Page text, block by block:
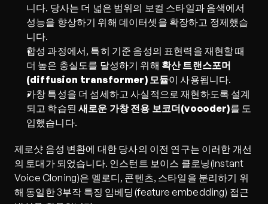
니다. 당사는 더 넓은 범위의 보컬 스타일과 음색에서
성능을 향상하기 위해 데이터셋을 확장하고 정제했습
니다.
합성 과정에서, 특히 기준 음성의 표현력을 재현할 때
더 높은 충실도를 달성하기 위해 확산 트랜스포머
(diffusion transformer) 모듈이 사용됩니다.
가창 특성을 더 섬세하고 사실적으로 재현하도록 설계
되고 학습된 새로운 가창 전용 보코더(vocoder)를 도
입했습니다.
제로샷 음성 변환에 대한 당사의 이전 연구는 이러한 개선
의 토대가 되었습니다. 인스턴트 보이스 클로닝(Instant
Voice Cloning)은 멜로디, 콘텐츠, 스타일을 분리하기 위
해 동일한 3부작 특징 임베딩(feature embedding) 접근